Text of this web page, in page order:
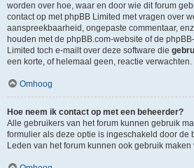
worden over hoe, waar en door wie dit forum
contact op met phpBB Limited met vragen over
aanspreekbaarheid, ongepaste commentaar,
houden met de phpBB.com-website of de
Limited toch e-mailt over deze software die
een korte, of helemaal geen, reactie verwachten.
Omhoog
Hoe neem ik contact op met een beheerder?
Alle gebruikers van het forum kunnen gebruik
formulier als deze optie is ingeschakeld door de
Leden van het forum kunnen ook gebruik maken